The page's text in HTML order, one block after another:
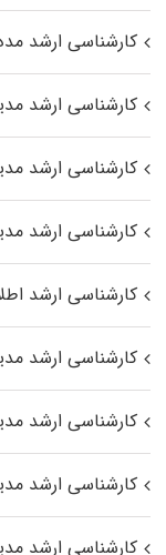
کارشناسی ارشد
کارشناسی ارشد
کارشناسی ارشد
کارشناسی ارشد
کارشناسی ارشد
کارشناسی ارشد
کارشناسی ارشد
کارشناسی ارشد
کارشناسی ارشد